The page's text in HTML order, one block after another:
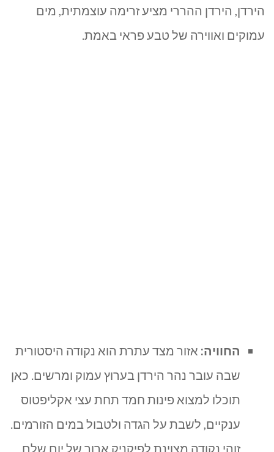
הירדן, הירדן ההררי מציע זרימה עוצמתית, מים
עמוקים ואווירה של טבע פראי באמת.
החוויה: אזור מצד עתרת הוא נקודה היסטורית
שבה עובר נהר הירדן בערוץ עמוק ומרשים. כאן
תוכלו למצוא פינות חמד תחת עצי אקליפטוס
ענקיים, לשבת על הגדה ולטבול במים הזורמים.
זוהי נקודה מצוינת לפיקניק ארוך של יום שלם.